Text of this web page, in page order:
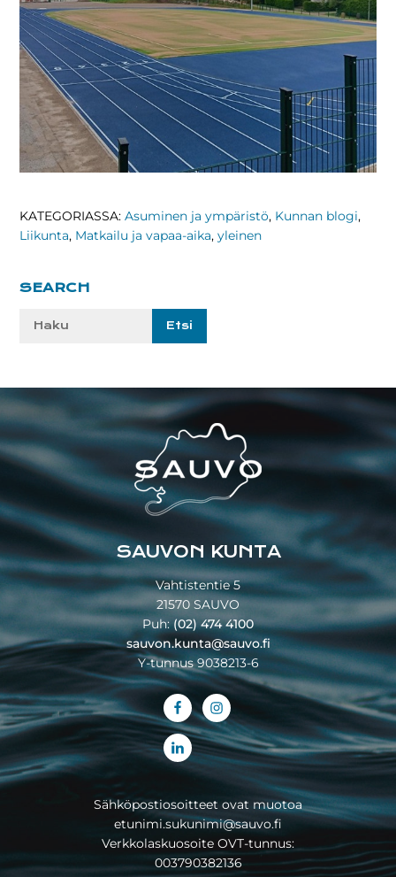
KATEGORIASSA:Asuminen ja ympäristö, Kunnan blogi,
Liikunta, Matkailu ja vapaa-aika,yleinen
Ensisijainen
SEARCH
Etsi
Footer
SAUVON KUNTA
Vahtistentie 5
21570 SAUVO
Puh:(02) 474 4100
sauvon.kunta@sauvo.fi
Y-tunnus 9038213-6
Sähköpostiosoitteet ovat muotoa
etunimi.sukunimi@sauvo.fi
Verkkolaskuosoite OVT-tunnus:
003790382136